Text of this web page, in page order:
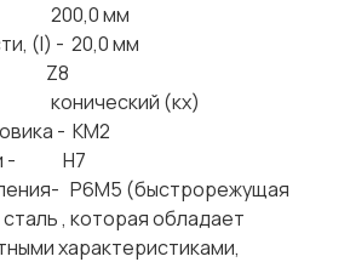
- 200,0 мм
(l) - 20,0 мм
- Z8
конический (кх)
- КМ2
- Н7
Р6М5 (быстрорежущая
, которая обладает
характеристиками,